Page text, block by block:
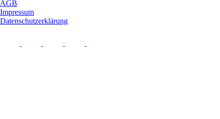
AGB
Impressum
Datenschutzerklärung